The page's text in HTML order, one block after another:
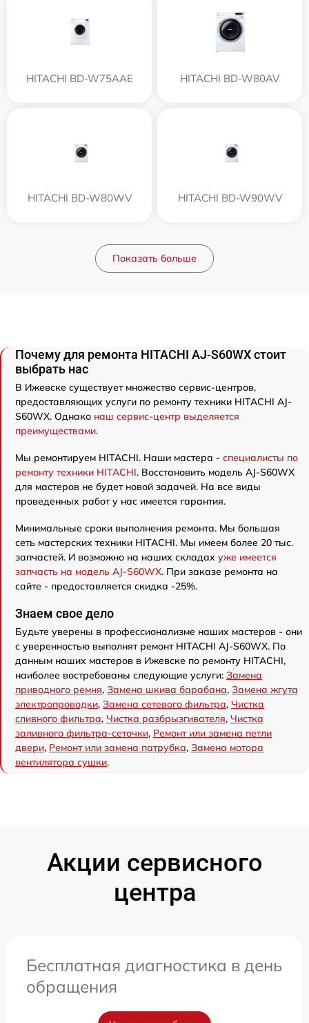
HITACHI BD-W75AAE HITACHI BD-W80AV
HITACHI BD-W80WV HITACHI BD-W90WV
Показать больше
Почему для ремонта HITACHI AJ-S60WX стоит
выбрать нас
В Ижевске существует множество сервис-центров,
предоставляющих услуги по ремонту техники HITACHI AJ-
S60WX. Однако наш сервис-центр выделяется
преимуществами.
Мы ремонтируем HITACHI. Наши мастера - специалисты по
ремонту техники HITACHI. Восстановить модель AJ-S60WX
для мастеров не будет новой задачей. На все виды
проведенных работ у нас имеется гарантия.
Минимальные сроки выполнения ремонта. Мы большая
сеть мастерских техники HITACHI. Мы имеем более 20 тыс.
запчастей. И возможно на наших складах уже имеется
запчасть на модель AJ-S60WX. При заказе ремонта на
сайте - предоставляется скидка -25%.
Знаем свое дело
Будьте уверены в профессионализме наших мастеров - они
с уверенностью выполнят ремонт HITACHI AJ-S60WX. По
данным наших мастеров в Ижевске по ремонту HITACHI,
наиболее востребованы следующие услуги: Замена
приводного ремня, Замена шкива барабана, Замена жгута
электропроводки, Замена сетевого фильтра, Чистка
сливного фильтра, Чистка разбрызгивателя, Чистка
заливного фильтра-сеточки, Ремонт или замена петли
двери, Ремонт или замена патрубка, Замена мотора
вентилятора сушки.
Акции сервисного
центра
Бесплатная диагностика в день
обращения